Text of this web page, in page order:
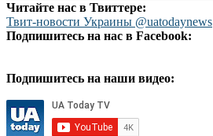
Читайте нас в Твиттере:
Твит-новости Украины @uatodaynews
Подпишитесь на нас в Facebook:
Подпишитесь на наши видео: